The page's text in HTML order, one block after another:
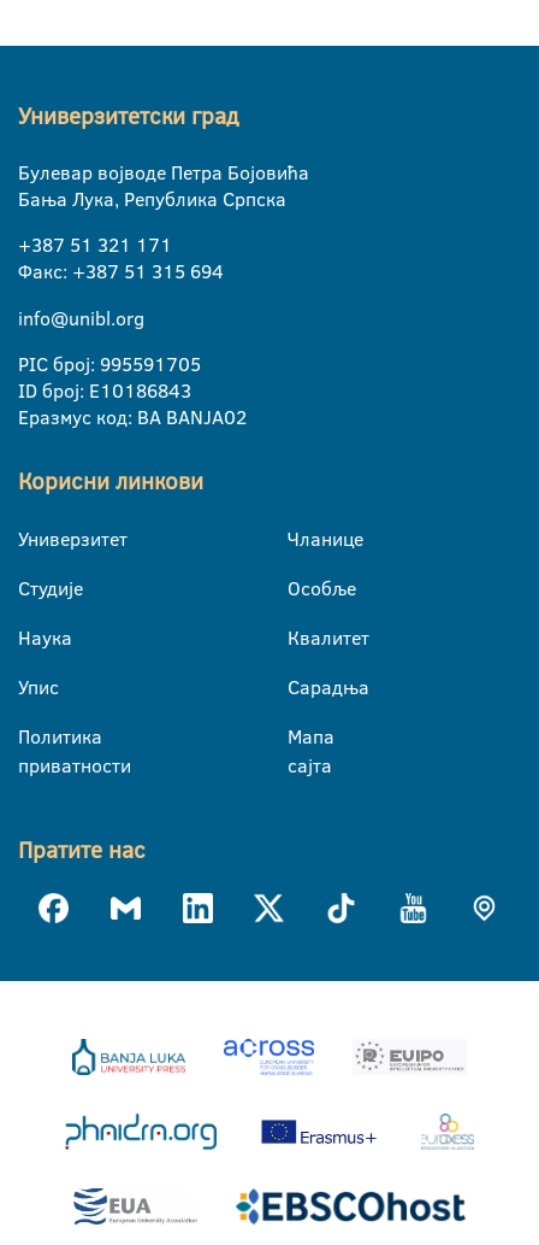
Универзитетски град
Булевар војводе Петра Бојовића
Бања Лука, Република Српска
+387 51 321 171
Факс: +387 51 315 694
info@unibl.org
PIC број: 995591705
ID број: E10186843
Еразмус код: BA BANJA02
Корисни линкови
Универзитет
Студије
Наука
Упис
Политика
приватности
Чланице
Особље
Квалитет
Сарадња
Мапа
сајта
Пратите нас